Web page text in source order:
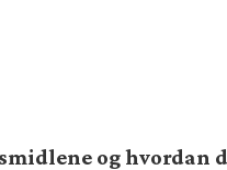
og hvordan